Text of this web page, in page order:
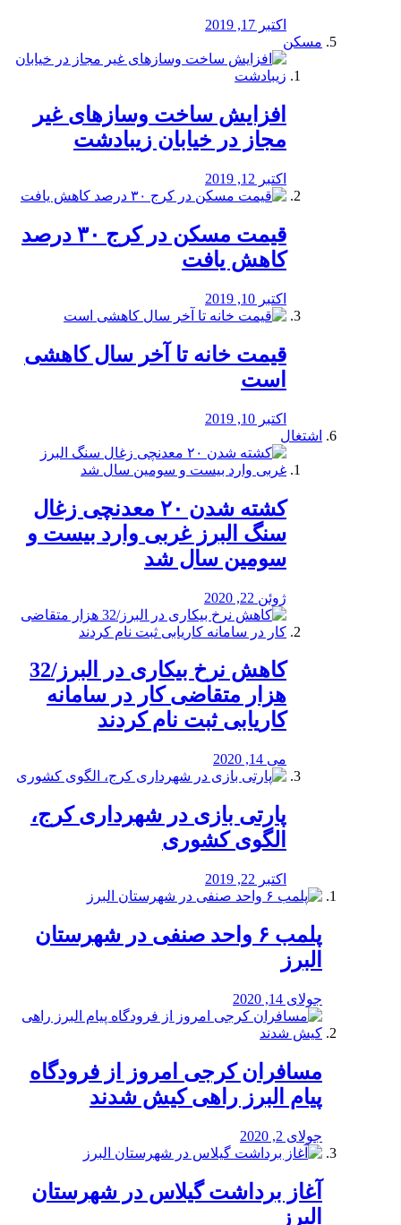
اکتبر 17, 2019
مسکن
افزایش ساخت وسازهای غیر
مجاز در خیابان زیبادشت
اکتبر 12, 2019
️قیمت مسکن در کرج ۳۰ درصد
کاهش یافت
اکتبر 10, 2019
قیمت خانه تا آخر سال کاهشی
است
اکتبر 10, 2019
اشتغال
کشته شدن ۲۰ معدنچی زغال
سنگ البرز غربی وارد بیست و
سومین سال شد
ژوئن 22, 2020
کاهش نرخ بیکاری در البرز/32
هزار متقاضی کار در سامانه
کاریابی ثبت نام کردند
می 14, 2020
پارتی بازی در شهرداری کرج،
الگوی کشوری
اکتبر 22, 2019
پلمب ۶ واحد صنفی در شهرستان
البرز
جولای 14, 2020
مسافران کرجی امروز از فرودگاه
پیام البرز راهی کیش شدند
جولای 2, 2020
آغاز برداشت گیلاس در شهرستان
البرز